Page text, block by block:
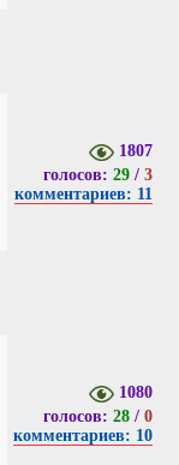
1807
голосов: 29/ 3
комментариев: 11
1080
голосов: 28/ 0
комментариев: 10